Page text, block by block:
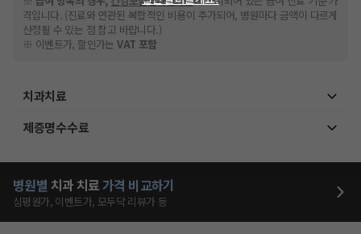
격입니다. (진료와 연관된 복합적인 비용이 추가되어, 병원마다 금액이 다르게
산정될 수 있는 점 참고 바랍니다.)
※ 이벤트가, 할인가는VAT 포함
치과치료
제증명수수료
병원별 치과 치료가격 비교하기
심평원가, 이벤트가, 모두닥 리뷰가 등